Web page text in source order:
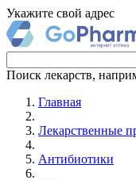
Укажите свой адрес
Поиск лекарств,
Главная
Лекарственные
Антибиотики